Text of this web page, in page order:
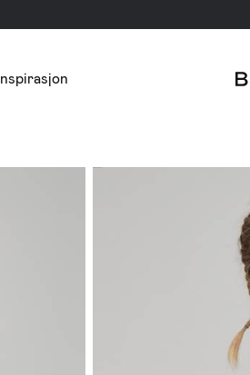
Inspirasjon